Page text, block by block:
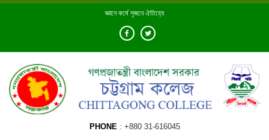
Skip
জ্ঞানে কর্মে সৃজনে ঐতিহ্যে
PHONE +880 31-616045